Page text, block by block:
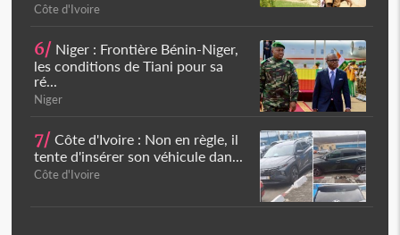
Côte d'Ivoire
6/ Niger : Frontière Bénin-Niger,
les conditions de Tiani pour sa
ré...
Niger
7/ Côte d'Ivoire : Non en règle, il
tente d'insérer son véhicule dan...
Côte d'Ivoire